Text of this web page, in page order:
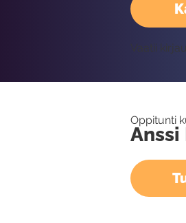
Vaatii
Oppitunti